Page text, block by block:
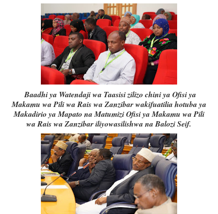
Baadhi ya Watendaji wa Taasisi zilizo chini ya Ofisi ya
Makamu wa Pili wa Rais wa Zanzibar wakifuatilia hotuba ya
Makadirio ya Mapato na Matumizi Ofisi ya Makamu wa Pili
wa Rais wa Zanzibar iliyowasilishwa na Balozi Seif.